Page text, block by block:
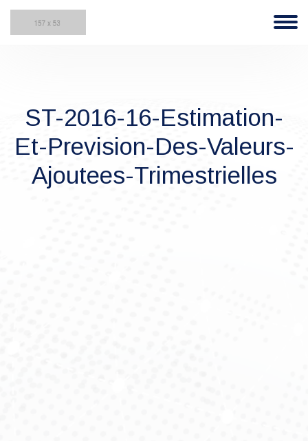
ST-2016-16-Estimation-
Et-Prevision-Des-Valeurs-
Ajoutees-Trimestrielles